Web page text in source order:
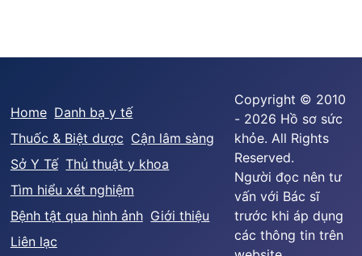
Home Danh bạ y tế
Thuốc & Biệt dược Cận lâm sàng
Sở Y Tế Thủ thuật y khoa
Tìm hiểu xét nghiệm
Bệnh tật qua hình ảnh Giới thiệu
Liên lạc
Copyright © 2010
- 2026 Hồ sơ sức
khỏe. All Rights
Reserved.
Người đọc nên tư
vấn với Bác sĩ
trước khi áp dụng
các thông tin trên